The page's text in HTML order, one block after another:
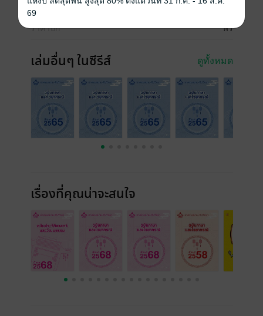
ความยาว 5 หน้า
ราคาปก ฟรี
เล่มอื่นๆ ในซีรีส์ ดูทั้งหมด
เรื่องที่คุณน่าจะสนใจ
69